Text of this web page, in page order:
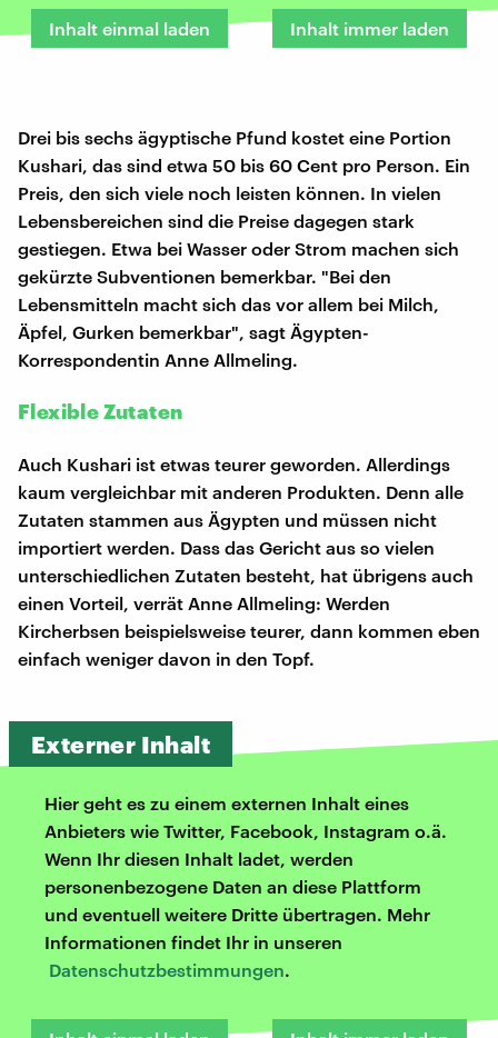
Inhalt einmal laden Inhalt immer laden
Drei bis sechs ägyptische Pfund kostet eine Portion
Kushari, das sind etwa 50 bis 60 Cent pro Person. Ein
Preis, den sich viele noch leisten können. In vielen
Lebensbereichen sind die Preise dagegen stark
gestiegen. Etwa bei Wasser oder Strom machen sich
gekürzte Subventionen bemerkbar. "Bei den
Lebensmitteln macht sich das vor allem bei Milch,
Äpfel, Gurken bemerkbar", sagt Ägypten-
Korrespondentin Anne Allmeling.
Flexible Zutaten
Auch Kushari ist etwas teurer geworden. Allerdings
kaum vergleichbar mit anderen Produkten. Denn alle
Zutaten stammen aus Ägypten und müssen nicht
importiert werden. Dass das Gericht aus so vielen
unterschiedlichen Zutaten besteht, hat übrigens auch
einen Vorteil, verrät Anne Allmeling: Werden
Kircherbsen beispielsweise teurer, dann kommen eben
einfach weniger davon in den Topf.
Externer Inhalt
Hier geht es zu einem externen Inhalt eines
Anbieters wie Twitter, Facebook, Instagram o.ä.
Wenn Ihr diesen Inhalt ladet, werden
personenbezogene Daten an diese Plattform
und eventuell weitere Dritte übertragen. Mehr
Informationen findet Ihr in unseren
Datenschutzbestimmungen.